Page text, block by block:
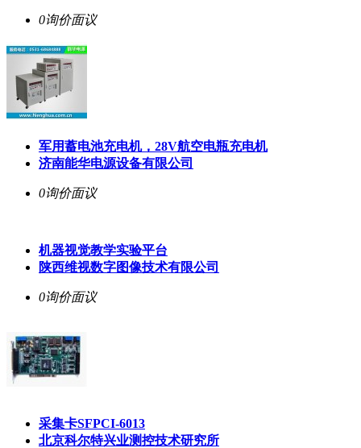
0询价面议
军用蓄电池充电机，28V航空电瓶充电机
济南能华电源设备有限公司
0询价面议
机器视觉教学实验平台
陕西维视数字图像技术有限公司
0询价面议
采集卡SFPCI-6013
北京科尔特兴业测控技术研究所